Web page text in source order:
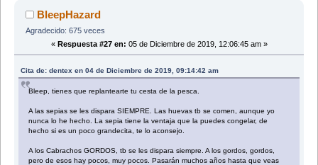
BleepHazard
Agradecido: 675 veces
« Respuesta #27 en: 05 de Diciembre de 2019, 12:06:45 am »
Cita de: dentex en 04 de Diciembre de 2019, 09:14:42 am
Bleep, tienes que replantearte tu cesta de la pesca.
A las sepias se les dispara SIEMPRE. Las huevas tb se comen, aunque yo
nunca lo he hecho. La sepia tiene la ventaja que la puedes congelar, de
hecho si es un poco grandecita, te lo aconsejo.
A los Cabrachos GORDOS, tb se les dispara siempre. A los gordos, gordos,
pero de esos hay pocos, muy pocos. Pasarán muchos años hasta que veas